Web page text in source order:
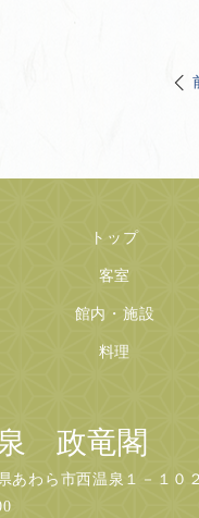
トップ
客室
館内・施設
料理
政竜閣
あわら市西温泉１－１０２